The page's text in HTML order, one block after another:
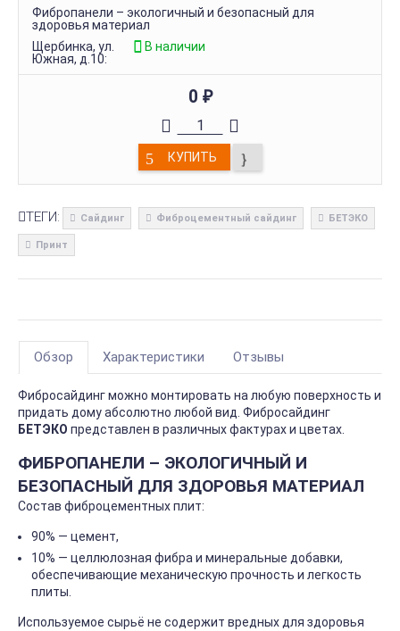
Фибропанели – экологичный и безопасный для
здоровья материал
Щербинка, ул.
Южная, д.10:
В наличии
0 ₽
КУПИТЬ
ТЕГИ: Сайдинг Фиброцементный сайдинг БЕТЭКО
Принт
Обзор Характеристики Отзывы
Фибросайдинг можно монтировать на любую поверхность и
придать дому абсолютно любой вид. Фибросайдинг
БЕТЭКО представлен в различных фактурах и цветах.
ФИБРОПАНЕЛИ – ЭКОЛОГИЧНЫЙ И
БЕЗОПАСНЫЙ ДЛЯ ЗДОРОВЬЯ МАТЕРИАЛ
Состав фиброцементных плит:
90% — цемент,
10% — целлюлозная фибра и минеральные добавки,
обеспечивающие механическую прочность и легкость
плиты.
Используемое сырьё не содержит вредных для здоровья